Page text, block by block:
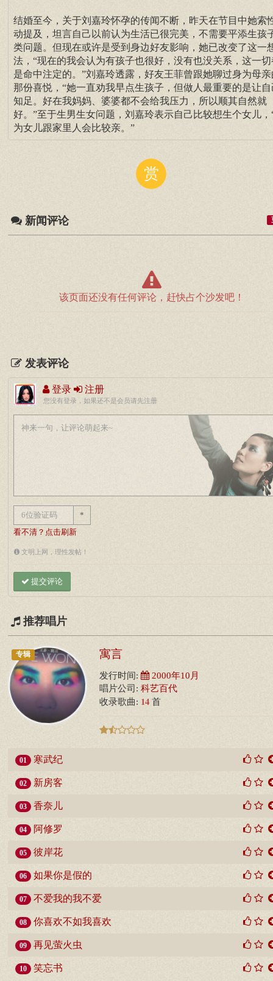
结婚至今，关于刘嘉玲怀孕的传闻不断，昨天在节目中她索
动提及，坦言自己以前认为生活已很完美，不需要平添生孩
类问题。但现在或许是受到身边好友影响，她已改变了这一
法，“现在的我会认为有孩子也很好，没有也没关系，这一切
是命中注定的。”刘嘉玲透露，好友王菲曾跟她聊过身为母亲
那份喜悦，“她一直劝我早点生孩子，但做人最重要的是让自
知足。好在我妈妈、婆婆都不会给我压力，所以顺其自然就
好。”至于生男生女问题，刘嘉玲表示自己比较想生个女儿，
为女儿跟家里人会比较亲。”
赏
新闻评论
该页面还没有任何评论，赶快占个沙发吧！
发表评论
登录 注册
您没有登录，如果还不是会员请先注册
*
看不清？点击刷新
文明上网，理性发帖！
提交评论
推荐唱片
专辑 寓言
发行时间: 2000年10月
唱片公司: 科艺百代
收录歌曲: 14 首
01 寒武纪
02 新房客
03 香奈儿
04 阿修罗
05 彼岸花
06 如果你是假的
07 不爱我的我不爱
08 你喜欢不如我喜欢
09 再见萤火虫
10 笑忘书